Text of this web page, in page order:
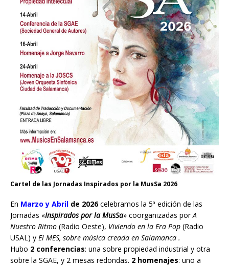
Cartel de las Jornadas Inspirados por la MusSa 2026
En Marzo y Abril de 2026celebramos la 5ª edición de las
Jornadas «Inspirados por la MusSa» coorganizadas porA
Nuestro Ritmo (Radio Oeste), Viviendo en la Era Pop (Radio
USAL) y El MES, sobre música creada en Salamanca .
Hubo 2 conferencias: una sobre propiedad industrial y otra
sobre la SGAE, y 2 mesas redondas. 2 homenajes: uno a